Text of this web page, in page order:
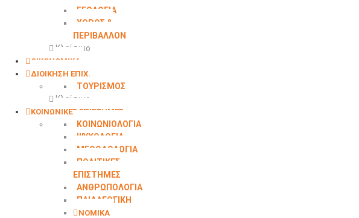
ΓΕΩΛΟΓΙΑ
ΧΩΡΟΣ &
ΠΕΡΙΒΑΛΛΟΝ
Κλείσιμο
ΟΙΚΟΝΟΜΙΚΑ
ΔΙΟΙΚΗΣΗ ΕΠΙΧ.
ΤΟΥΡΙΣΜΟΣ
Κλείσιμο
ΚΟΙΝΩΝΙΚΕΣ ΕΠΙΣΤΗΜΕΣ
ΚΟΙΝΩΝΙΟΛΟΓΙΑ
ΨΥΧΟΛΟΓΙΑ
ΜΕΘΟΔΟΛΟΓΙΑ
ΠΟΛΙΤΙΚΕΣ
ΕΠΙΣΤΗΜΕΣ
ΑΝΘΡΩΠΟΛΟΓΙΑ
ΠΑΙΔΑΓΩΓΙΚΗ
ΝΟΜΙΚΑ